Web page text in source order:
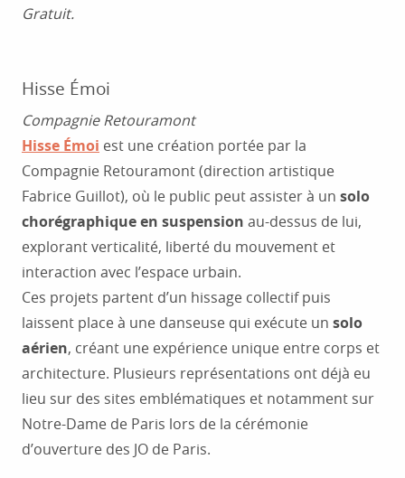
Gratuit.
Hisse Émoi
Compagnie Retouramont
Hisse Émoi est une création portée par la
Compagnie Retouramont (direction artistique
Fabrice Guillot), où le public peut assister à un solo
chorégraphique en suspension au-dessus de lui,
explorant verticalité, liberté du mouvement et
interaction avec l’espace urbain.
Ces projets partent d’un hissage collectif puis
laissent place à une danseuse qui exécute un solo
aérien, créant une expérience unique entre corps et
architecture. Plusieurs représentations ont déjà eu
lieu sur des sites emblématiques et notamment sur
Notre-Dame de Paris lors de la cérémonie
d’ouverture des JO de Paris.